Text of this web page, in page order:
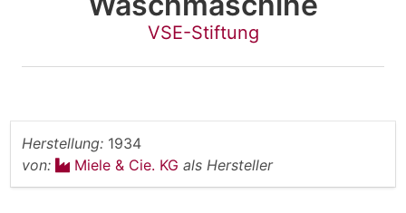
VSE-Stiftung
Herstellung: 1934
von:
Miele & Cie. KG als Hersteller